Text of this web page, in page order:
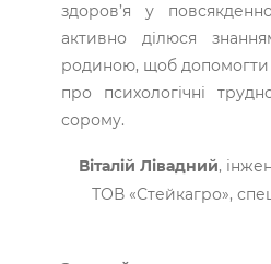
здоров’я у
активно ділюся
родиною, щоб
про психологічні
сорому.
Віталій Лівадний,
ТОВ «Стейкагро»,